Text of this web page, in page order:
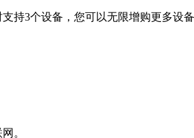
持3个设备，您可以无限增购更多设备
。